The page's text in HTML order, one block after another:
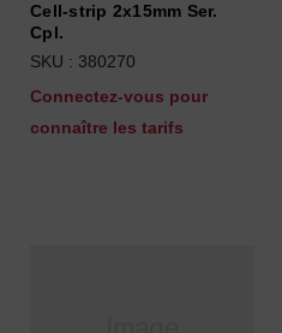
Cell-strip 2x15mm Ser.
Cpl.
SKU : 380270
Connectez-vous pour
connaître les tarifs